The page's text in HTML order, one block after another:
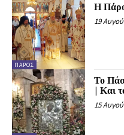
ΠΆΡΟΣ
Η
19
Το
| Και
15